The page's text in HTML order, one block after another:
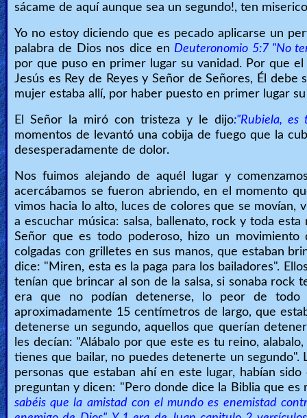
sácame de aquí aunque sea un segundo!, ten
Yo no estoy diciendo que es pecado aplicarse un
palabra de Dios nos dice en Deuteronomio 5:7 "No
por que puso en primer lugar su vanidad. Por que
Jesús es Rey de Reyes y Señor de Señores, Él
mujer estaba allí, por haber puesto en primer lugar
El Señor la miró con tristeza y le dijo:"Rubiela, es
momentos de levantó una cobija de fuego que la
desesperadamente de dolor.
Nos fuimos alejando de aquél lugar y
acercábamos se fueron abriendo, en el momento
vimos hacia lo alto, luces de colores que se movían,
a escuchar música: salsa, ballenato, rock y toda
Señor que es todo poderoso, hizo un
colgadas con grilletes en sus manos, que estaban
dice: "Miren, esta es la paga para los bailadores".
tenían que brincar al son de la salsa, si sonaba
era que no podían detenerse, lo peor de todo
aproximadamente 15 centímetros de largo, que
detenerse un segundo, aquellos que querían
les decían: "Alábalo por que este es tu reino,
tienes que bailar, no puedes detenerte un segundo".
personas que estaban ahí en este lugar, habían
preguntan y dicen: "Pero donde dice la Biblia que es
sabéis que la amistad con el mundo es enemistad